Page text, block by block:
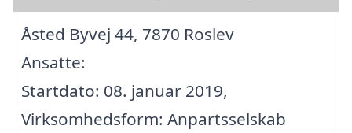
Åsted Byvej 44, 7870 Roslev
Ansatte:
Startdato: 08. januar 2019,
Virksomhedsform: Anpartsselskab